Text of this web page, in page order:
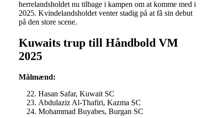
herrelandsholdet nu tilbage i kampen om at komme med i
2025. Kvindelandsholdet venter stadig på at få sin debut
på den store scene.
Kuwaits trup till Håndbold VM
2025
Målmænd:
Hasan Safar, Kuwait SC
Abdulaziz Al-Thafiri, Kazma SC
Mohammad Buyabes, Burgan SC